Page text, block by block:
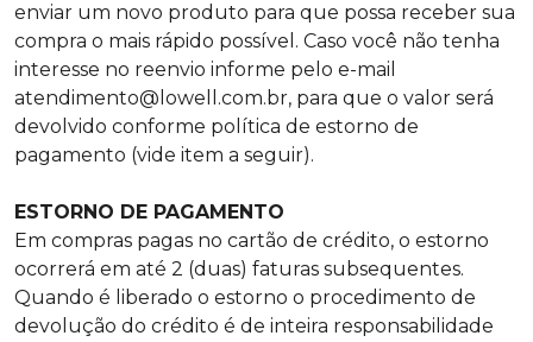
enviar um novo produto para que possa receber sua
compra o mais rápido possível. Caso você não tenha
interesse no reenvio informe pelo e-mail
atendimento@lowell.com.br, para que o valor será
devolvido conforme política de estorno de
pagamento (vide item a seguir).
ESTORNO DE PAGAMENTO
Em compras pagas no cartão de crédito, o estorno
ocorrerá em até 2 (duas) faturas subsequentes.
Quando é liberado o estorno o procedimento de
devolução do crédito é de inteira responsabilidade